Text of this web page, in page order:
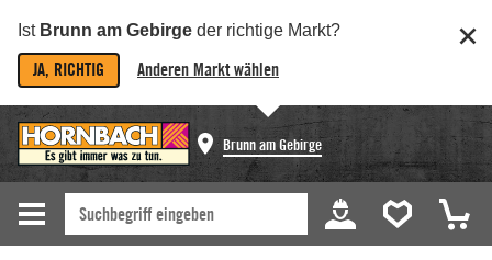
Ist Brunn am Gebirge der richtige Markt?
JA, RICHTIG Anderen Markt wählen
Brunn am Gebirge